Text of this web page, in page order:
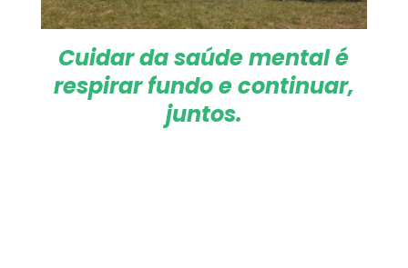
Cuidar da saúde mental é
respirar fundo e continuar,
juntos.